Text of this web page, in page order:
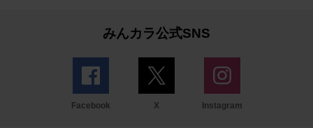
みんカラ公式SNS
Facebook X Instagram